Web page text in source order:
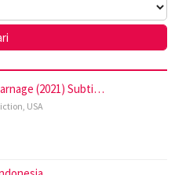
(2021) Subti…
, USA